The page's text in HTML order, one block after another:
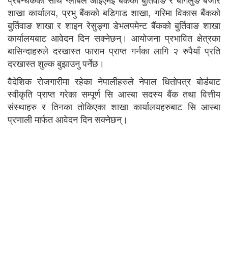
शाखा कार्यालय, प्रभु बैंकको बडिगाड शाखा, गरिमा विकास बैंकको
बुर्तिवाङ शाखा र शाइन रेसुङ्गा डेभलपमेन्ट बैंकको बुर्तिवाङ शाखा
कार्यालयबाट आवेदन दिन सक्नेछन्। आयोजना प्रभावित क्षेत्रका
बासिन्दाहरुले दरखास्त फाराम प्राप्त गर्नका लागि २ रुपैयाँ प्रति
दरखास्त शुल्क बुझाउनु पर्नेछ।
वैदेशिक रोजगारीमा रहेका नेपालीहरुले नेपाल धितोपत्र बोर्डबाट
स्वीकृति प्राप्त गरेका सम्पूर्ण सि आस्बा सदस्य बैंक तथा वित्तीय
संस्थाहरु र तिनका तोकिएका शाखा कार्यालयहरुबाट सि आस्बा
प्रणाली मार्फत आवेदन दिन सक्नेछन्।